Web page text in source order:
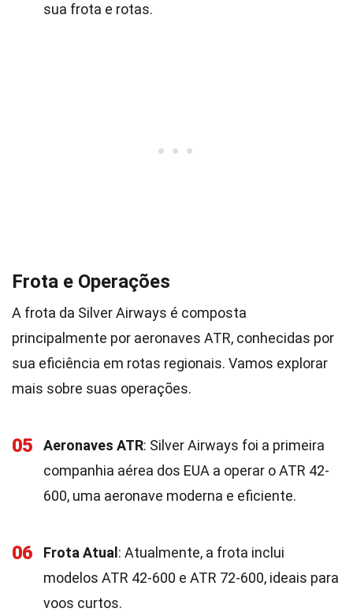
sua frota e rotas.
Frota e Operações
A frota da Silver Airways é composta
principalmente por aeronaves ATR, conhecidas por
sua eficiência em rotas regionais. Vamos explorar
mais sobre suas operações.
05 Aeronaves ATR: Silver Airways foi a primeira
companhia aérea dos EUA a operar o ATR 42-
600, uma aeronave moderna e eficiente.
06 Frota Atual : Atualmente, a frota inclui
modelos ATR 42-600 e ATR 72-600, ideais para
voos curtos.